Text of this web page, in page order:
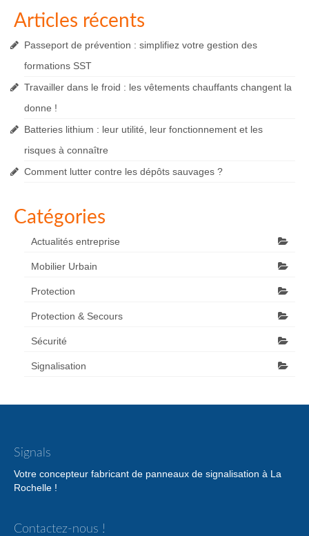
Articles récents
Passeport de prévention : simplifiez votre gestion des
formations SST
Travailler dans le froid : les vêtements chauffants changent la
donne !
Batteries lithium : leur utilité, leur fonctionnement et les
risques à connaître
Comment lutter contre les dépôts sauvages ?
Catégories
Actualités entreprise
Mobilier Urbain
Protection
Protection & Secours
Sécurité
Signalisation
Signals
Votre concepteur fabricant de panneaux de signalisation à La
Rochelle !
Contactez-nous !